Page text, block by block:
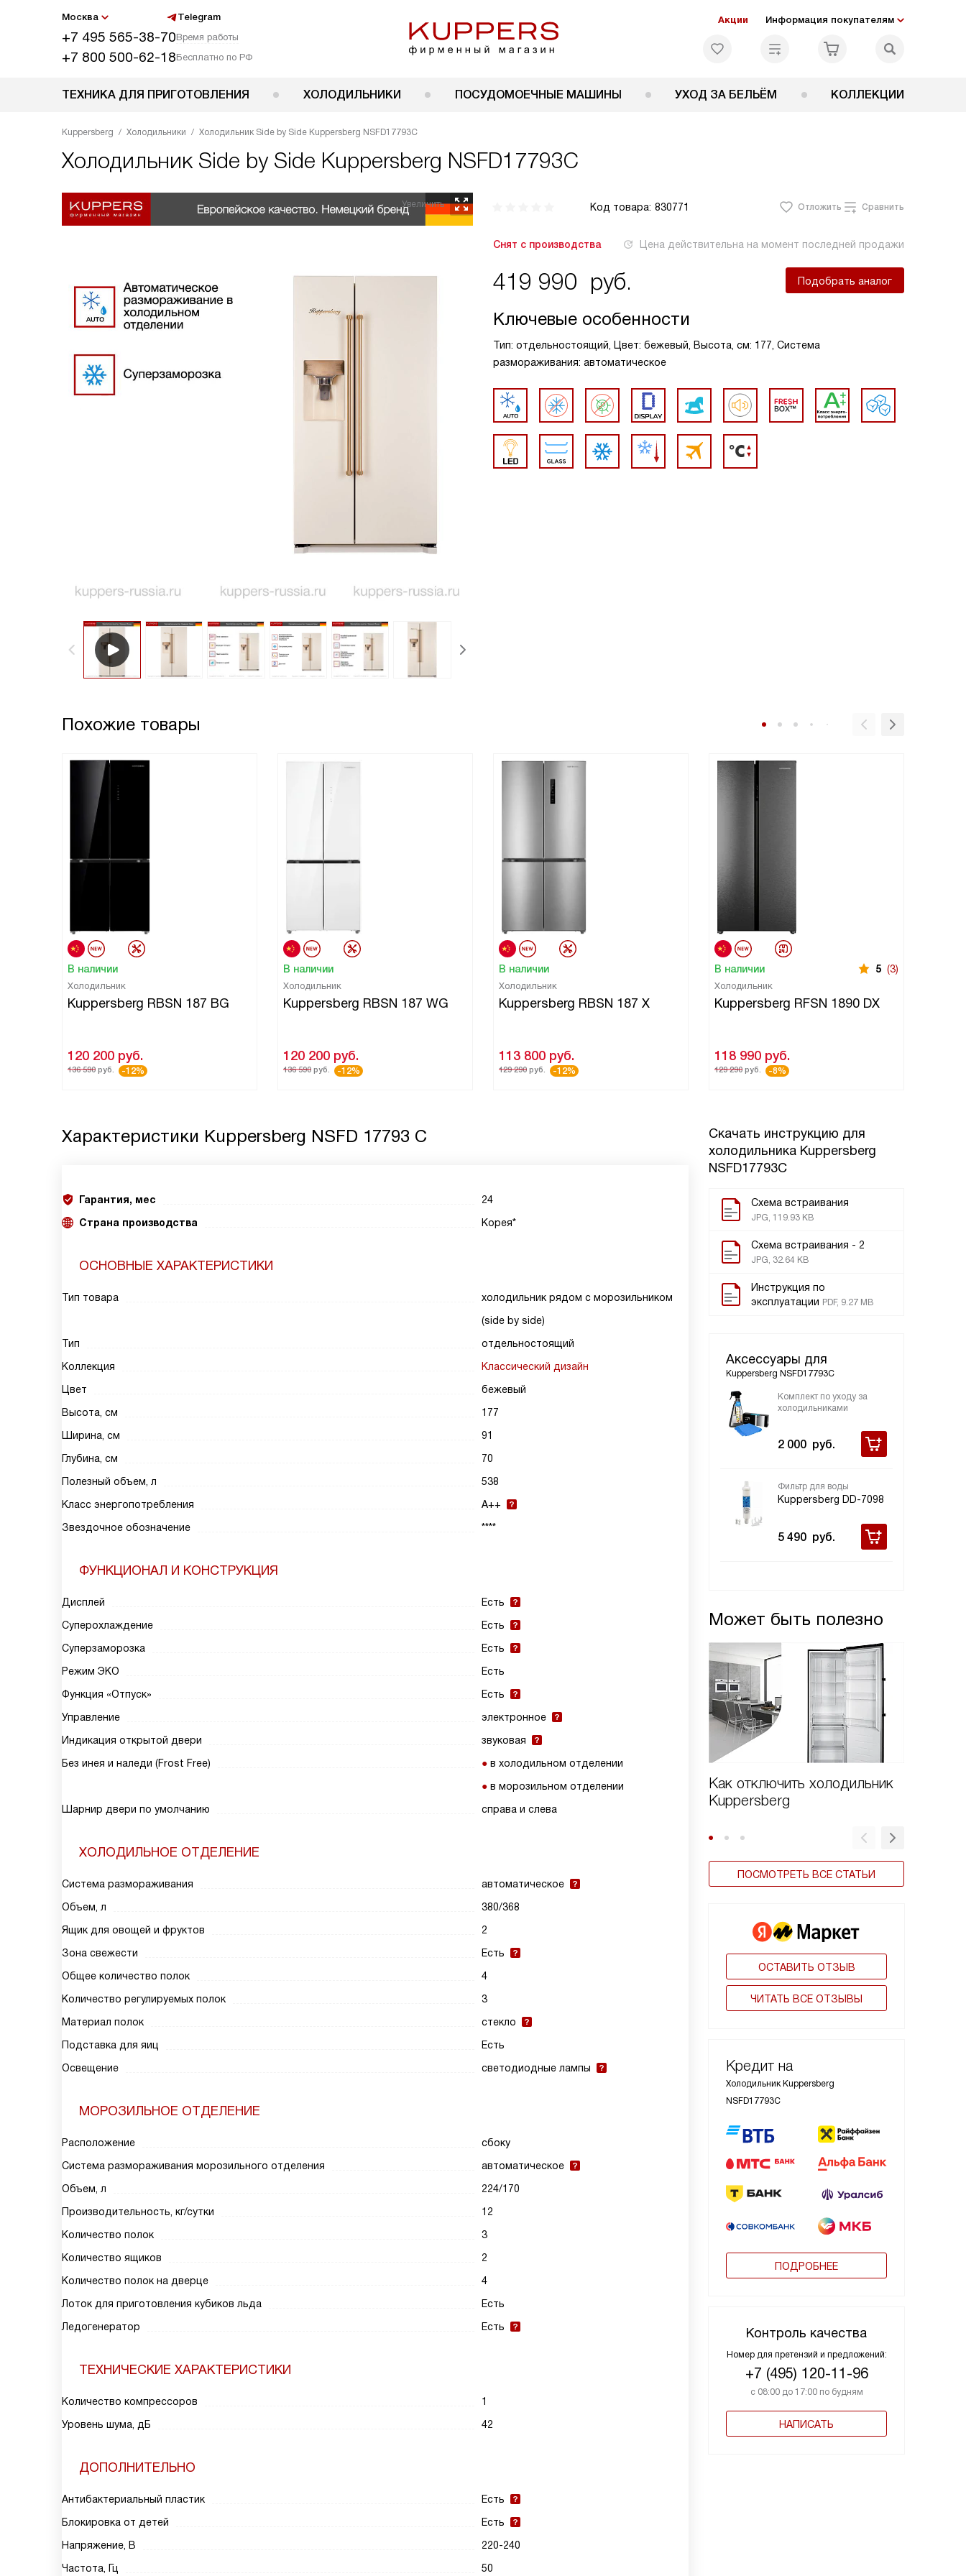
Москва Telegram
+7 495 565-38-70Время работы
+7 800 500-62-18Бесплатно по РФ
Акции Информация покупателям
ТЕХНИКА ДЛЯ ПРИГОТОВЛЕНИЯ ХОЛОДИЛЬНИКИ ПОСУДОМОЕЧНЫЕ МАШИНЫ УХОД ЗА БЕЛЬЁМ КОЛЛЕКЦИИ
Kuppersberg Холодильники Холодильник Side by Side Kuppersberg NSFD17793C
Холодильник Side by Side Kuppersberg NSFD17793C
Код товара: 830771 Отложить Сравнить
Снят с производства Цена действительна на момент последней продажи
419 990 руб. Подобрать аналог
Ключевые особенности
Тип: отдельностоящий, Цвет: бежевый, Высота, см: 177, Система
размораживания: автоматическое
Похожие товары
В наличии
Холодильник
Kuppersberg RBSN 187 BG
120 200 руб.
136 590 руб. -12%
В наличии
Холодильник
Kuppersberg RBSN 187 WG
120 200 руб.
136 590 руб. -12%
В наличии
Холодильник
Kuppersberg RBSN 187 X
113 800 руб.
129 290 руб. -12%
В наличии 5 (3)
Холодильник
Kuppersberg RFSN 1890 DX
118 990 руб.
129 290 руб. -8%
Скачать инструкцию для
холодильника Kuppersberg
NSFD17793C
Схема встраивания
JPG, 119.93 KB
Схема встраивания - 2
JPG, 32.64 KB
Инструкция по
эксплуатации PDF, 9.27 MB
Аксессуары для
Kuppersberg NSFD17793C
Комплект по уходу за
холодильниками
2 000 руб.
Фильтр для воды
Kuppersberg DD-7098
5 490 руб.
Может быть полезно
Как отключить холодильник
Kuppersberg
ПОСМОТРЕТЬ ВСЕ СТАТЬИ
ОСТАВИТЬ ОТЗЫВ
ЧИТАТЬ ВСЕ ОТЗЫВЫ
Кредит на
Холодильник Kuppersberg
NSFD17793C
ПОДРОБНЕЕ
Контроль качества
Номер для претензий и предложений:
+7 (495) 120-11-96
с 08:00 до 17:00 по будням
НАПИСАТЬ
Характеристики Kuppersberg NSFD 17793 C
Гарантия, мес
24
Страна производства
Корея*
ОСНОВНЫЕ ХАРАКТЕРИСТИКИ
Тип товара
холодильник рядом с морозильником
(side by side)
Тип
отдельностоящий
Коллекция
Классический дизайн
Цвет
бежевый
Высота, см
177
Ширина, см
91
Глубина, см
70
Полезный объем, л
538
Класс энергопотребления
A++
Звездочное обозначение
****
ФУНКЦИОНАЛ И КОНСТРУКЦИЯ
Дисплей
Есть
Суперохлаждение
Есть
Суперзаморозка
Есть
Режим ЭКО
Есть
Функция «Отпуск»
Есть
Управление
электронное
Индикация открытой двери
звуковая
Без инея и наледи (Frost Free)
в холодильном отделении
в морозильном отделении
Шарнир двери по умолчанию
справа и слева
ХОЛОДИЛЬНОЕ ОТДЕЛЕНИЕ
Система размораживания
автоматическое
Объем, л
380/368
Ящик для овощей и фруктов
2
Зона свежести
Есть
Общее количество полок
4
Количество регулируемых полок
3
Материал полок
стекло
Подставка для яиц
Есть
Освещение
светодиодные лампы
МОРОЗИЛЬНОЕ ОТДЕЛЕНИЕ
Расположение
сбоку
Система размораживания морозильного отделения
автоматическое
Объем, л
224/170
Производительность, кг/сутки
12
Количество полок
3
Количество ящиков
2
Количество полок на дверце
4
Лоток для приготовления кубиков льда
Есть
Ледогенератор
Есть
ТЕХНИЧЕСКИЕ ХАРАКТЕРИСТИКИ
Количество компрессоров
1
Уровень шума, дБ
42
ДОПОЛНИТЕЛЬНО
Антибактериальный пластик
Есть
Блокировка от детей
Есть
Напряжение, В
220-240
Частота, Гц
50